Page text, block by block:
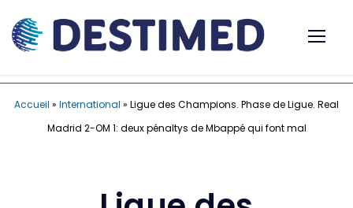
Accueil » International » Ligue des Champions. Phase de Ligue. Real
Madrid 2-OM 1: deux pénaltys de Mbappé qui font mal